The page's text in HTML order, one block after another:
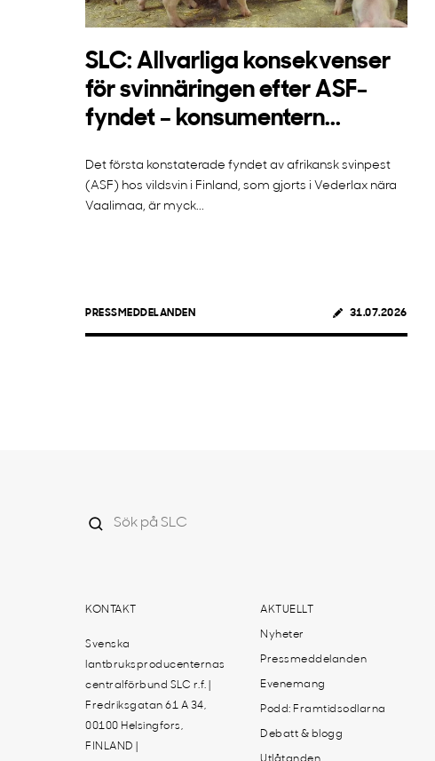
SLC: Allvarliga konsekvenser
för svinnäringen efter ASF-
fyndet – konsumentern...
Det första konstaterade fyndet av afrikansk svinpest
(ASF) hos vildsvin i Finland, som gjorts i Vederlax nära
Vaalimaa, är myck...
PRESSMEDDELANDEN 31.07.2026
KONTAKT
Svenska
lantbruksproducenternas
centralförbund SLC r.f. |
Fredriksgatan 61 A 34,
00100 Helsingfors,
FINLAND |
AKTUELLT
Nyheter
Pressmeddelanden
Evenemang
Podd: Framtidsodlarna
Debatt & blogg